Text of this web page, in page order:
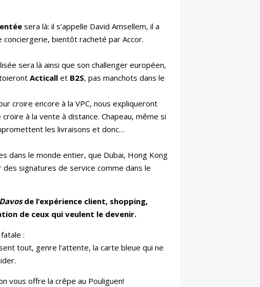
sera là: il s’appelle David Amsellem, il a
conciergerie, bientôt racheté par Accor.
sera là ainsi que son challenger européen,
Acticall et B2S, pas manchots dans le
croire encore à la VPC, nous expliqueront
à la vente à distance. Chapeau, même si
les livraisons et donc…
dans le monde entier, que Dubai, Hong Kong
signatures de service comme dans le
Davosde l’expérience client, shopping,
de ceux qui veulent le devenir.
:
tout, genre l’attente, la carte bleue qui ne
vous offre la crêpe au Pouliguen!